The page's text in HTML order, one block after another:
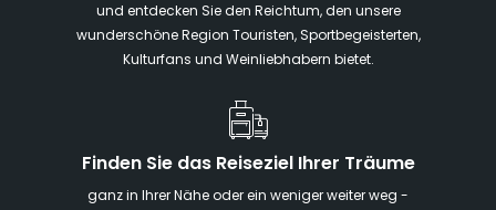
und entdecken Sie den Reichtum, den unsere
wunderschöne Region Touristen, Sportbegeisterten,
Kulturfans und Weinliebhabern bietet.
Finden Sie das Reiseziel Ihrer Träume
ganz in Ihrer Nähe oder ein weniger weiter weg -